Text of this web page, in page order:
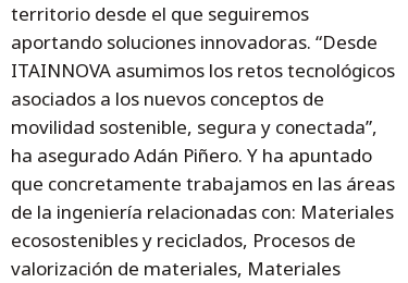
territorio desde el que seguiremos
aportando soluciones innovadoras. “Desde
ITAINNOVA asumimos los retos tecnológicos
asociados a los nuevos conceptos de
movilidad sostenible, segura y conectada”,
ha asegurado Adán Piñero. Y ha apuntado
que concretamente trabajamos en las áreas
de la ingeniería relacionadas con: Materiales
ecosostenibles y reciclados, Procesos de
valorización de materiales, Materiales